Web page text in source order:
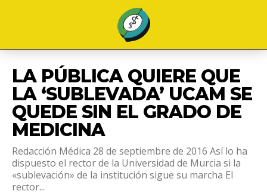
LA PÚBLICA QUIERE QUE
LA ‘SUBLEVADA’ UCAM SE
QUEDE SIN EL GRADO DE
MEDICINA
Redacción Médica 28 de septiembre de 2016 Así lo ha
dispuesto el rector de la Universidad de Murcia si la
«sublevación» de la institución sigue su marcha El
rector...